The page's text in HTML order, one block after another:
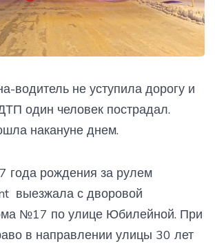
водитель не уступила дорогу и
один человек пострадал.
накануне днем.
рождения за рулем
выезжала с дворовой
№17 по улице Юбилейной. При
в направлении улицы 30 лет